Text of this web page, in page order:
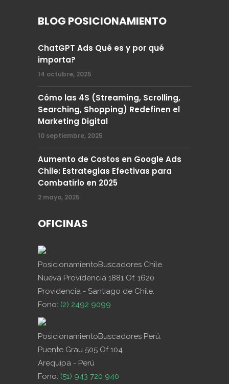
BLOG POSICIONAMIENTO
ChatGPT Ads Qué es y por qué
importa?
14 octubre, 2025
Cómo las 4S (Streaming, Scrolling,
Searching, Shopping) Redefinen el
Marketing Digital
10 septiembre, 2025
Aumento de Costos en Google Ads
Chile: Estrategias Efectivas para
Combatirlo en 2025
2 mayo, 2025
OFICINAS
PosicionamientoBuscadores Chile.
Nueva Providencia 1881 Of. 1620
Providencia - Santiago de Chile.
Fono: (2) 2492 9099
PosicionamientoBuscadores Perú.
Puente Grau 505 Of 104
Arequipa - Perú
Fono: (51) 943 720 940